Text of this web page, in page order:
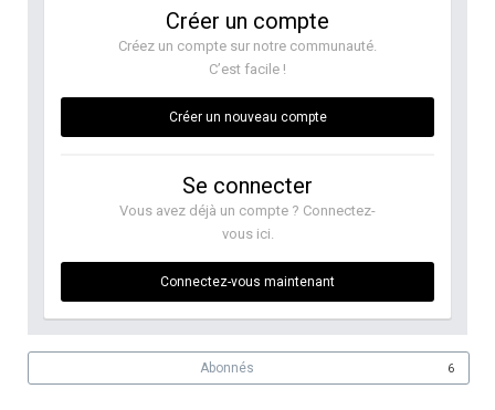
Créer un compte
Créez un compte sur notre communauté.
C’est facile !
Créer un nouveau compte
Se connecter
Vous avez déjà un compte ? Connectez-
vous ici.
Connectez-vous maintenant
Abonnés 6